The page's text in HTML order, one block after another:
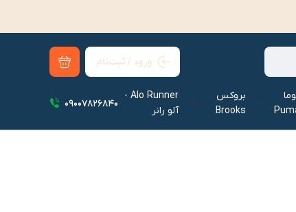
ورود / ثبت‌نام
بروکس
Brooks
Alo Runner -
آلو رانر‌
09007826840